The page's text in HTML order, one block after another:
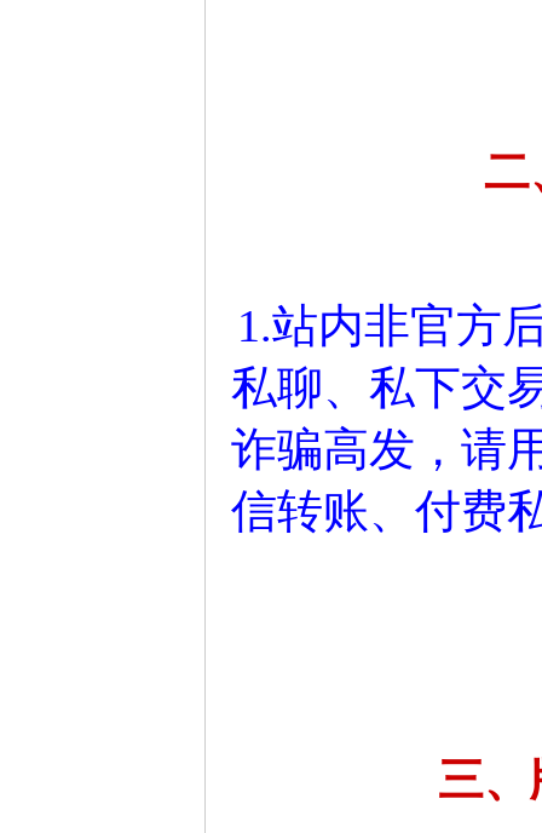
二
1.站内非官方
私聊、私下交
诈骗高发，请
信转账、付费
三